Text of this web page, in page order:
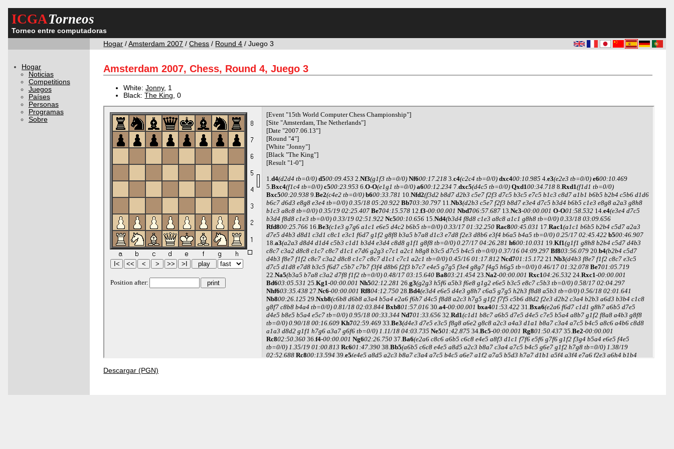
ICGATorneos
Torneo entre computadoras
Hogar /Amsterdam 2007 /Chess / Round 4 / Juego 3
Hogar
Noticias
Competitions
Juegos
Países
Personas
Programas
Sobre
Amsterdam 2007, Chess, Round 4, Juego 3
White:Jonny, 1
Black:The King , 0
Descargar (PGN)